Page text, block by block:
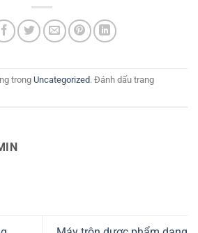
trong Uncategorized. Đánh dấu trang